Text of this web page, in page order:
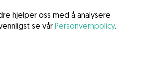
hjelper oss med å analysere
se vår Personvernpolicy.